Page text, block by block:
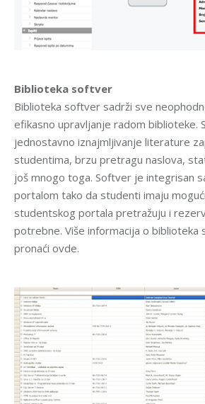
Biblioteka softver
Biblioteka softver sadrži sve
efikasno upravljanje radom biblioteke.
jednostavno iznajmljivanje literature
studentima, brzu pretragu naslova,
još mnogo toga. Softver je integrisan
portalom tako da studenti imaju
studentskog portala pretražuju i
potrebne. Više informacija o
pronaći ovde.